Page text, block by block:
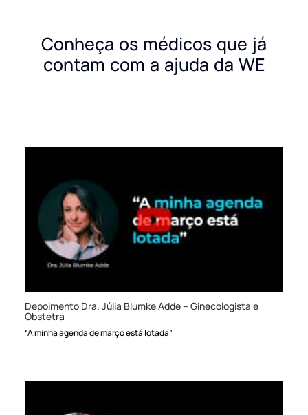
Conheça os médicos que já
contam com a ajuda da WE
Depoimento Dra. Júlia Blumke Adde – Ginecologista e
Obstetra
“A minha agenda de março está lotada”